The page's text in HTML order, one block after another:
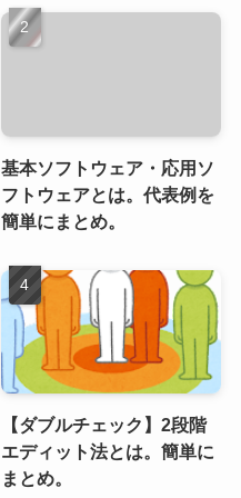
基本ソフトウェア・応用ソ
フトウェアとは。代表例を
簡単にまとめ。
【ダブルチェック】2段階
エディット法とは。簡単に
まとめ。